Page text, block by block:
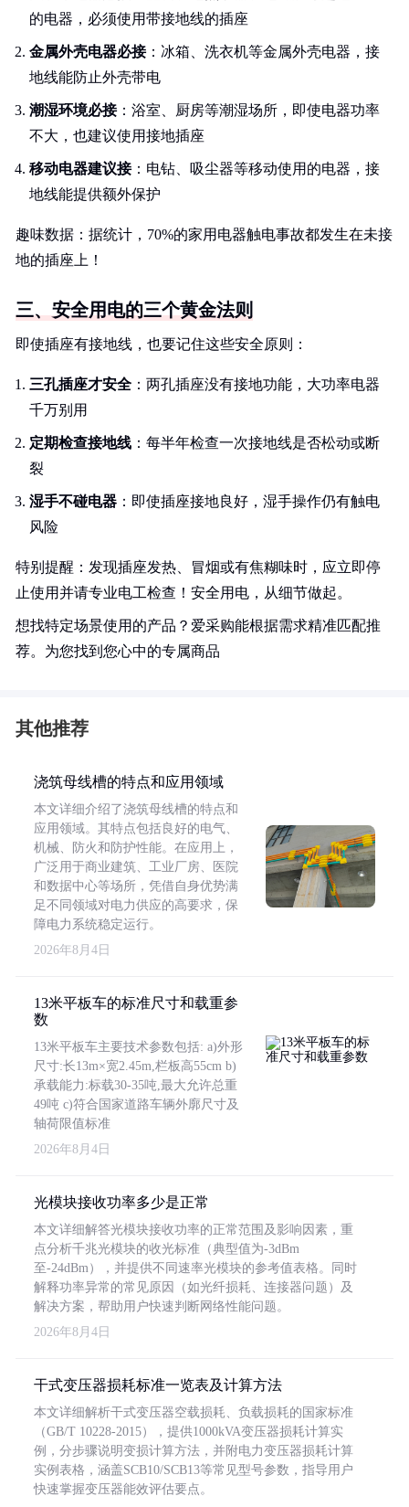
的电器，必须使用带接地线的插座
金属外壳电器必接：冰箱、洗衣机等金属外壳电器，接
地线能防止外壳带电
潮湿环境必接：浴室、厨房等潮湿场所，即使电器功率
不大，也建议使用接地插座
移动电器建议接：电钻、吸尘器等移动使用的电器，接
地线能提供额外保护
趣味数据：据统计，70%的家用电器触电事故都发生在未接
地的插座上！
三、安全用电的三个黄金法则
即使插座有接地线，也要记住这些安全原则：
三孔插座才安全 ：两孔插座没有接地功能，大功率电器
千万别用
定期检查接地线 ：每半年检查一次接地线是否松动或断
裂
湿手不碰电器 ：即使插座接地良好，湿手操作仍有触电
风险
特别提醒：发现插座发热、冒烟或有焦糊味时，应立即停
止使用并请专业电工检查！安全用电，从细节做起。
想找特定场景使用的产品？爱采购能根据需求精准匹配推
荐。为您找到您心中的专属商品
其他推荐
浇筑母线槽的特点和应用领域
本文详细介绍了浇筑母线槽的特点和
应用领域。其特点包括良好的电气、
机械、防火和防护性能。在应用上，
广泛用于商业建筑、工业厂房、医院
和数据中心等场所，凭借自身优势满
足不同领域对电力供应的高要求，保
障电力系统稳定运行。
2026年8月4日
13米平板车的标准尺寸和载重参
数
13米平板车主要技术参数包括: a)外形
尺寸:长13m×宽2.45m,栏板高55cm b)
承载能力:标载30-35吨,最大允许总重
49吨 c)符合国家道路车辆外廓尺寸及
轴荷限值标准
2026年8月4日
光模块接收功率多少是正常
本文详细解答光模块接收功率的正常范围及影响因素，重
点分析千兆光模块的收光标准（典型值为-3dBm
至-24dBm），并提供不同速率光模块的参考值表格。同时
解释功率异常的常见原因（如光纤损耗、连接器问题）及
解决方案，帮助用户快速判断网络性能问题。
2026年8月4日
干式变压器损耗标准一览表及计算方法
本文详细解析干式变压器空载损耗、负载损耗的国家标准
（GB/T 10228-2015），提供1000kVA变压器损耗计算实
例，分步骤说明变损计算方法，并附电力变压器损耗计算
实例表格，涵盖SCB10/SCB13等常见型号参数，指导用户
快速掌握变压器能效评估要点。